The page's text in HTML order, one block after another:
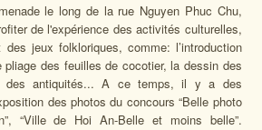
le long de la rue Nguyen Phuc Chu,
de l'expérience des activités culturelles,
jeux folkloriques, comme: l’introduction
des feuilles de cocotier, la dessin des
des antiquités... A ce temps, il y a des
des photos du concours “Belle photo
“Ville de Hoi An-Belle et moins belle”.